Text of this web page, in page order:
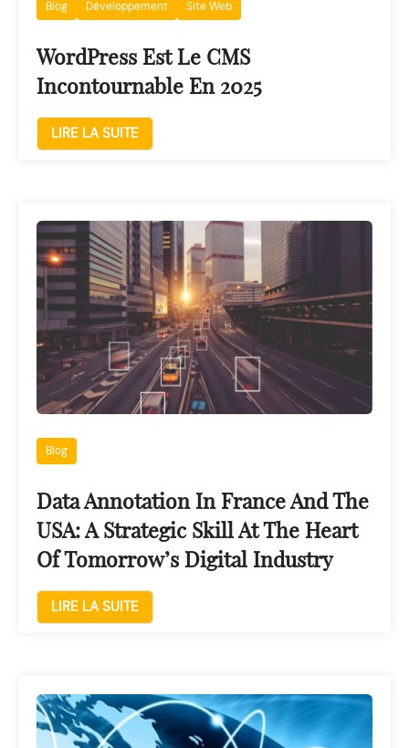
Blog Développement Site Web
WordPress Est Le CMS
Incontournable En 2025
LIRE LA SUITE
Blog
Data Annotation In France And The
USA: A Strategic Skill At The Heart
Of Tomorrow’s Digital Industry
LIRE LA SUITE